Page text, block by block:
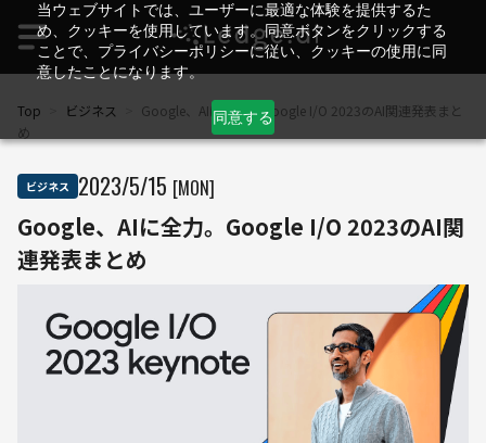
当ウェブサイトでは、ユーザーに最適な体験を提供するた
め、クッキーを使用しています。同意ボタンをクリックする
ことで、プライバシーポリシーに従い、クッキーの使用に同
意したことになります。
同意する
Top ビジネス
Google、AIに全力。Google I/O 2023のAI関連発表まと
め
ビジネス 2023/5/15 [MON]
Google、AIに全力。Google I/O 2023のAI関
連発表まとめ